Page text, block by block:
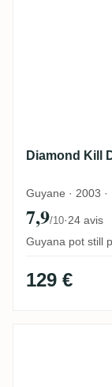
Diamond Kill
Guyane · 2003
7,9/10·24 avis
Guyana pot still
129 €
T.D.L Kill